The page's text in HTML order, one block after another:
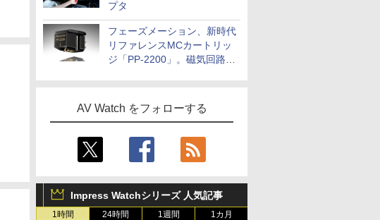
プタ
フェーズメーション、新時代
リファレンスMCカートリッ
ジ「PP-2200」。磁気回路や
AV Watch をフォローする
Impress Watchシリーズ 人気記事
1時間 24時間 1週間 1カ月